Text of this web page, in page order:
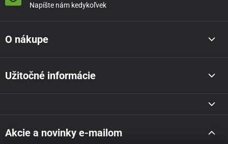
Napíšte nám kedykoľvek
O nákupe
Užitočné informácie
Akcie a novinky e-mailom